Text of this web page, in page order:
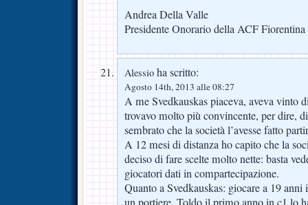
Andrea Della Valle
Presidente Onorario della ACF Fiorentina
Alessio ha scritto:
Agosto 14th, 2013 alle 08:27
A me Svedkauskas piaceva, aveva vinto
trovavo molto più convincente, per dire,
sembrato che la società l’avesse fatto
A 12 mesi di distanza ho capito che la
deciso di fare scelte molto nette: basta
giocatori dati in compartecipazione.
Quanto a Svedkauskas: giocare a 19